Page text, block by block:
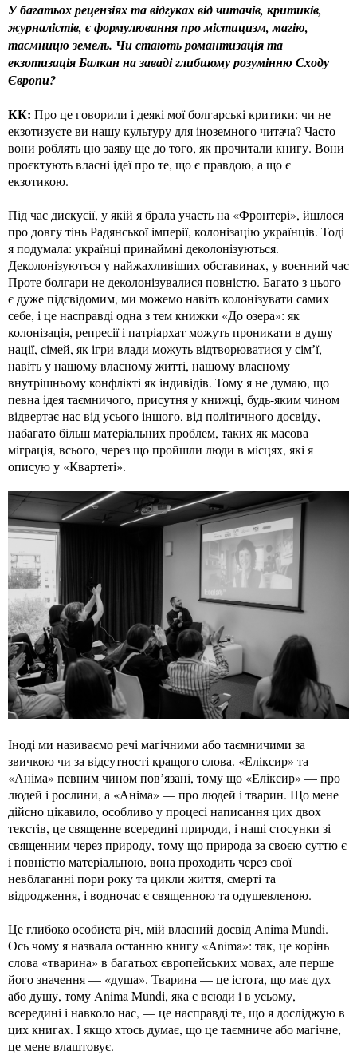
У багатьох рецензіях та відгуках від читачів, критиків,
журналістів, є формулювання про містицизм, магію,
таємницю земель. Чи стають романтизація та
екзотизація Балкан на заваді глибшому розумінню Сходу
Європи?
КК: Про це говорили і деякі мої болгарські критики: чи не
екзотизуєте ви нашу культуру для іноземного читача? Часто
вони роблять цю заяву ще до того, як прочитали книгу. Вони
проєктують власні ідеї про те, що є правдою, а що є
екзотикою.
Під час дискусії, у якій я брала участь на «Фронтері», йшлося
про довгу тінь Радянської імперії, колонізацію українців. Тоді
я подумала: українці принаймні деколонізуються.
Деколонізуються у найжахливіших обставинах, у воєнний час
Проте болгари не деколонізувалися повністю. Багато з цього
є дуже підсвідомим, ми можемо навіть колонізувати самих
себе, і це насправді одна з тем книжки «До озера»: як
колонізація, репресії і патріархат можуть проникати в душу
нації, сімей, як ігри влади можуть відтворюватися у сімʼї,
навіть у нашому власному житті, нашому власному
внутрішньому конфлікті як індивідів. Тому я не думаю, що
певна ідея таємничого, присутня у книжці, будь-яким чином
відвертає нас від усього іншого, від політичного досвіду,
набагато більш матеріальних проблем, таких як масова
міграція, всього, через що пройшли люди в місцях, які я
описую у «Квартеті».
Іноді ми називаємо речі магічними або таємничими за
звичкою чи за відсутності кращого слова. «Еліксир» та
«Аніма» певним чином повʼязані, тому що «Еліксир» — про
людей і рослини, а «Аніма» — про людей і тварин. Що мене
дійсно цікавило, особливо у процесі написання цих двох
текстів, це священне всередині природи, і наші стосунки зі
священним через природу, тому що природа за своєю суттю є
і повністю матеріальною, вона проходить через свої
невблаганні пори року та цикли життя, смерті та
відродження, і водночас є священною та одушевленою.
Це глибоко особиста річ, мій власний досвід Anima Mundi.
Ось чому я назвала останню книгу «Anima»: так, це корінь
слова «тварина» в багатьох європейських мовах, але перше
його значення — «душа». Тварина — це істота, що має дух
або душу, тому Anima Mundi, яка є всюди і в усьому,
всередині і навколо нас, — це насправді те, що я досліджую в
цих книгах. І якщо хтось думає, що це таємниче або магічне,
це мене влаштовує.